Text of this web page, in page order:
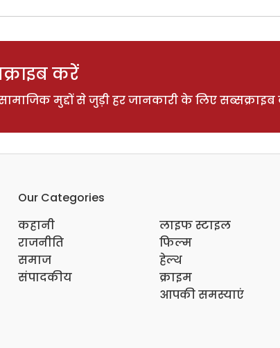
करें
मुद्दों से जुड़ी हर जानकारी के लिए सब्सक्राइब
Our Categories
कहानी
राजनीति
समाज
संपादकीय
लाइफ स्टाइल
फिल्म
हेल्थ
क्राइम
आपकी समस्याएं